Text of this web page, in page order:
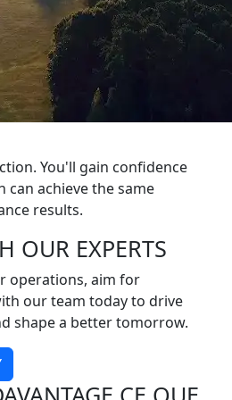
You'll gain confidence
achieve the same
results.
OUR EXPERTS
operations, aim for
our team today to drive
shape a better tomorrow.